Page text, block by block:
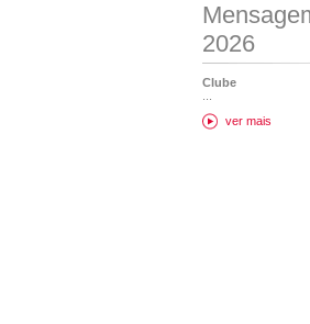
2026
Clube
ver mais